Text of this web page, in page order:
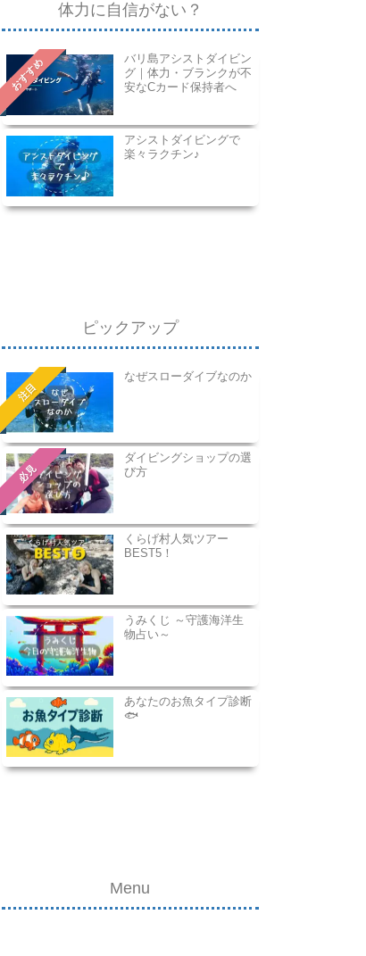
体力に自信がない？
おすすめ
バリ島アシストダイビン
グ｜体力・ブランクが不
安なCカード保持者へ
アシストダイビングで
楽々ラクチン♪
ピックアップ
注目
なぜスローダイブなのか
必見
ダイビングショップの選
び方
くらげ村人気ツアー
BEST5！
うみくじ ～守護海洋生
物占い～
あなたのお魚タイプ診断
🐟
Menu